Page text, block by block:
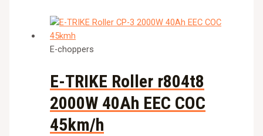
E-choppers
E-TRIKE Roller r804t8
2000W 40Ah EEC COC
45km/h